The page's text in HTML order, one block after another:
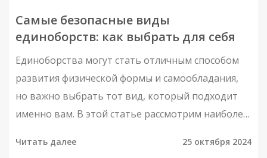
повысить эффективность занятий.
Самые безопасные виды
единоборств: как выбрать для себя
Единоборства могут стать отличным способом
развития физической формы и самообладания,
но важно выбрать тот вид, который подходит
именно вам. В этой статье рассмотрим наиболее
мог найти свой путь к гармонии и здоровью.
Читать далее 25 октября 2024